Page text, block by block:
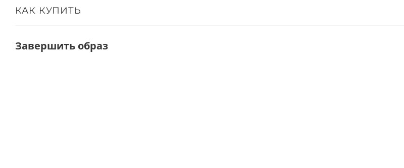
КАК КУПИТЬ
Завершить образ